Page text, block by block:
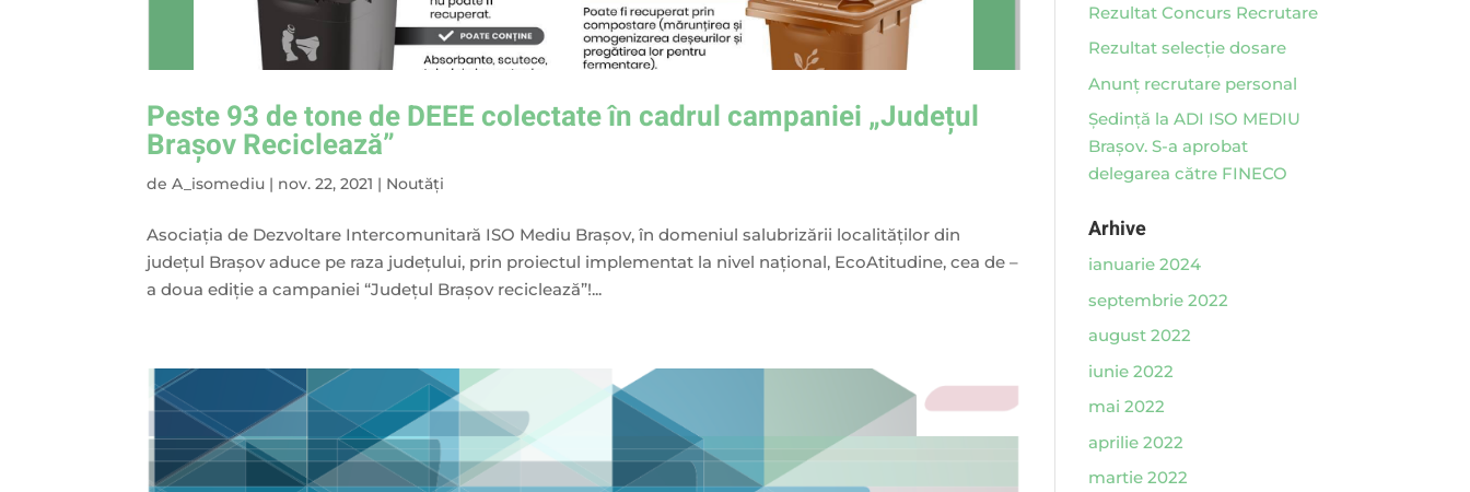
Peste 93 de tone de DEEE colectate în cadrul campaniei „Județul
Brașov Reciclează”
deA_isomediu | nov. 22, 2021 | Noutăți
Asociația de Dezvoltare Intercomunitară ISO Mediu Brașov, în domeniul salubrizării localităților din
județul Brașov aduce pe raza județului, prin proiectul implementat la nivel național, EcoAtitudine, cea de –
a doua ediție a campaniei “Județul Brașov reciclează”!...
Rezultat Concurs Recrutare
Rezultat selecție dosare
Anunț recrutare personal
Ședință la ADI ISO MEDIU
Brașov. S-a aprobat
delegarea către FINECO
Arhive
ianuarie 2024
septembrie 2022
august 2022
iunie 2022
mai 2022
aprilie 2022
martie 2022